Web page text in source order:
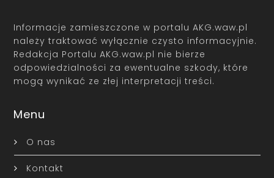
Informacje zamieszczone w portalu AKG.waw.pl
należy traktować wyłącznie czysto informacyjnie.
Redakcja Portalu AKG.waw.pl nie bierze
odpowiedzialności za ewentualne szkody, które
mogą wynikać ze złej interpretacji treści.
Menu
O nas
Kontakt